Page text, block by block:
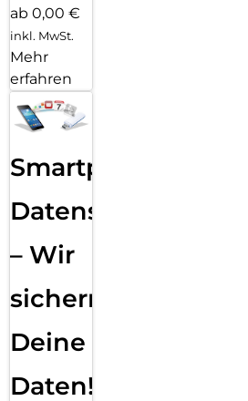
ab 0,00 €
inkl. MwSt.
Mehr
erfahren
Smartphone
Datensicherung
– Wir
sichern
Deine
Daten!